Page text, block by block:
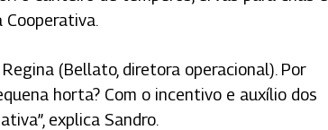
(Bellato, diretora operacional). Por
horta? Com o incentivo e auxílio dos
explica Sandro.